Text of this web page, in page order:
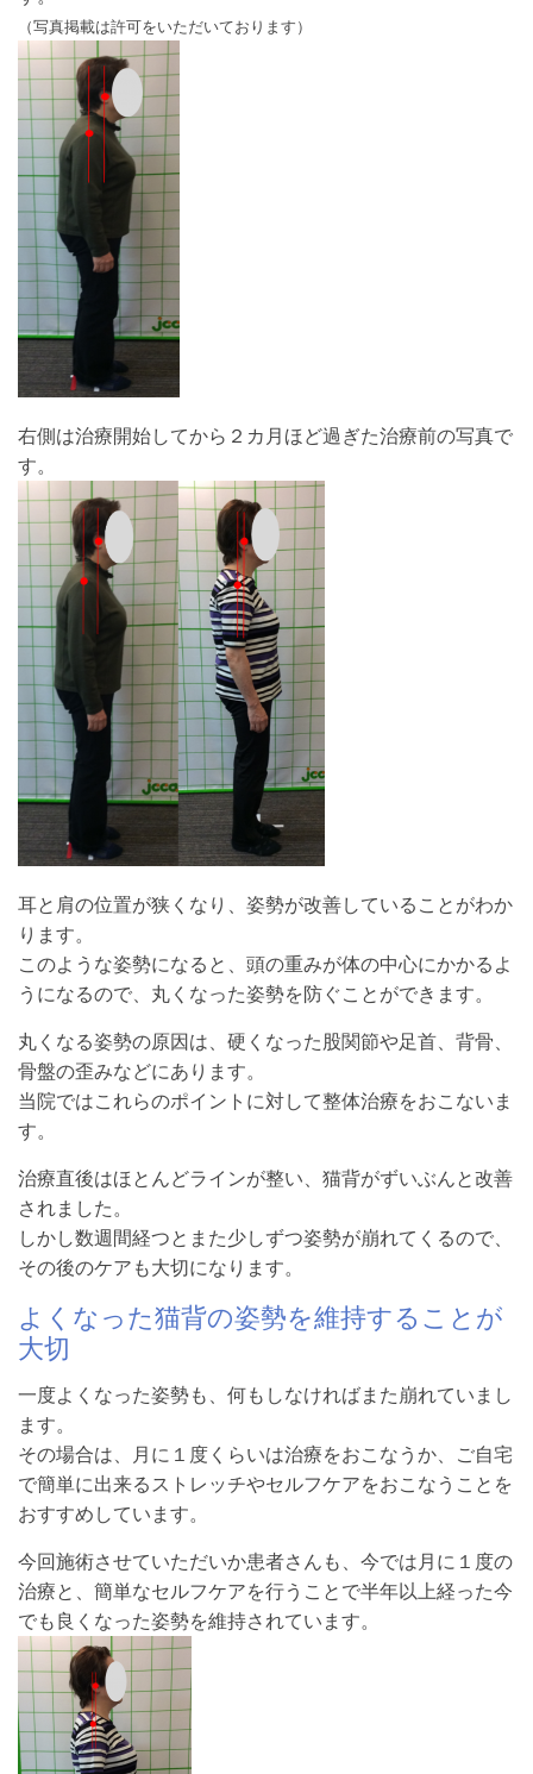
（写真掲載は許可をいただいております）
右側は治療開始してから２カ月ほど過ぎた治療前の写真で
す。
耳と肩の位置が狭くなり、姿勢が改善していることがわか
ります。
このような姿勢になると、頭の重みが体の中心にかかるよ
うになるので、丸くなった姿勢を防ぐことができます。
丸くなる姿勢の原因は、硬くなった股関節や足首、背骨、
骨盤の歪みなどにあります。
当院ではこれらのポイントに対して整体治療をおこないま
す。
治療直後はほとんどラインが整い、猫背がずいぶんと改善
されました。
しかし数週間経つとまた少しずつ姿勢が崩れてくるので、
その後のケアも大切になります。
よくなった猫背の姿勢を維持することが
大切
一度よくなった姿勢も、何もしなければまた崩れていまし
ます。
その場合は、月に１度くらいは治療をおこなうか、ご自宅
で簡単に出来るストレッチやセルフケアをおこなうことを
おすすめしています。
今回施術させていただいか患者さんも、今では月に１度の
治療と、簡単なセルフケアを行うことで半年以上経った今
でも良くなった姿勢を維持されています。